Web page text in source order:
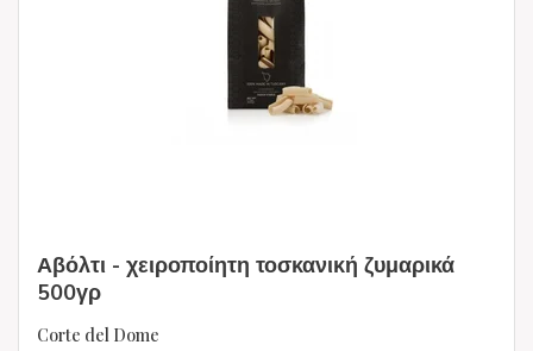
Αβόλτι - χειροποίητη τοσκανική ζυμαρικά
500γρ
Corte del Dome